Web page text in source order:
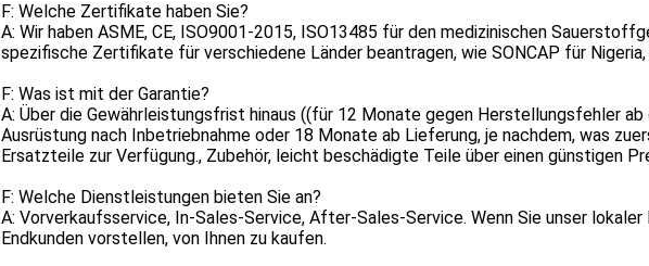
F: Welche Zertifikate haben Sie?
A: Wir haben ASME, CE, ISO9001-2015, ISO13485 für den medizinischen
spezifische Zertifikate für verschiedene Länder beantragen, wie SONCAP für
F: Was ist mit der Garantie?
A: Über die Gewährleistungsfrist hinaus ((für 12 Monate gegen Herstellungsfehler ab
Ausrüstung nach Inbetriebnahme oder 18 Monate ab Lieferung, je nachdem, was
Ersatzteile zur Verfügung., Zubehör, leicht beschädigte Teile über einen günstigen
F: Welche Dienstleistungen bieten Sie an?
A: Vorverkaufsservice, In-Sales-Service, After-Sales-Service. Wenn Sie unser
Endkunden vorstellen, von Ihnen zu kaufen.